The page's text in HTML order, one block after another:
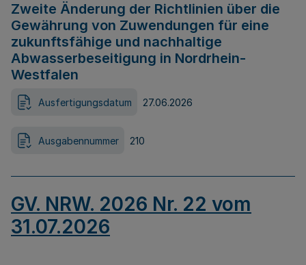
Zweite Änderung der Richtlinien über die
Gewährung von Zuwendungen für eine
zukunftsfähige und nachhaltige
Abwasserbeseitigung in Nordrhein-
Westfalen
Ausfertigungsdatum 27.06.2026
Ausgabennummer 210
GV. NRW. 2026 Nr. 22 vom
31.07.2026